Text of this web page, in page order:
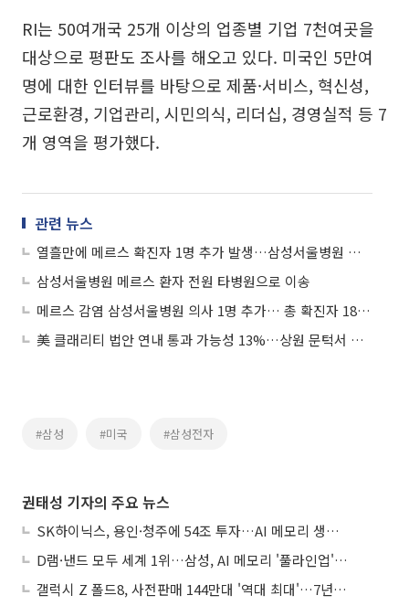
RI는 50여개국 25개 이상의 업종별 기업 7천여곳을
대상으로 평판도 조사를 해오고 있다. 미국인 5만여
명에 대한 인터뷰를 바탕으로 제품·서비스, 혁신성,
근로환경, 기업관리, 시민의식, 리더십, 경영실적 등 7
개 영역을 평가했다.
관련 뉴스
열흘만에 메르스 확진자 1명 추가 발생…삼성서울병원 환자 배우자
삼성서울병원 메르스 환자 전원 타병원으로 이송
메르스 감염 삼성서울병원 의사 1명 추가… 총 확진자 185명
美 클래리티 법안 연내 통과 가능성 13%…상원 문턱서 제동
#삼성 #미국 #삼성전자
권태성 기자의 주요 뉴스
SK하이닉스, 용인·청주에 54조 투자…AI 메모리 생산기지 키운다
D램·낸드 모두 세계 1위…삼성, AI 메모리 '풀라인업'으로 승부
갤럭시 Z 폴드8, 사전판매 144만대 '역대 최대'…7년만에 갤노트10 기록 넘어